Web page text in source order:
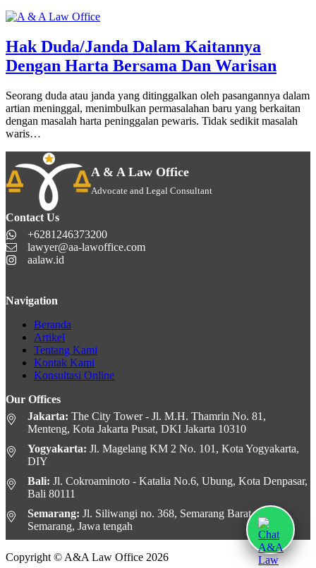
Hak Duda/Janda Dalam Kaitannya
Dengan Harta Bersama Dan Warisan
Seorang duda atau janda yang ditinggalkan oleh pasangannya dalam
artian meninggal, menimbulkan permasalahan baru yang berkaitan
dengan masalah harta peninggalan pewaris. Tidak sedikit masalah
waris…
A & A Law Office
Advocate and Legal Consultant
Contact Us
+6281246373200
lawyer@aa-lawoffice.com
aalaw.id
Navigation
Beranda
Artikel
Tentang Kami
Kontak Kami
Konsultasi Online
Our Offices
Jakarta: The City Tower - Jl. M.H. Thamrin No. 81,
Menteng, Kota Jakarta Pusat, DKI Jakarta 10310
Yogyakarta: Jl. Magelang KM 2 No. 101, Kota Yogyakarta,
DIY
Bali: Jl. Cokroaminoto - Katalia No.6, Ubung, Kota Denpasar,
Bali 80111
Semarang: Jl. Siliwangi no. 368, Semarang Barat, Kota
Semarang, Jawa tengah
Copyright © A&A Law Office 2026